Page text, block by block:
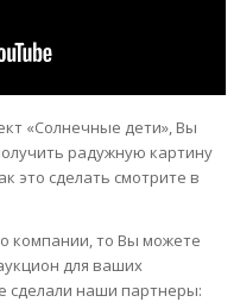
«Солнечные дети», Вы
радужную картину
это сделать смотрите в
компании, то Вы можете
для ваших
сделали наши партнеры: